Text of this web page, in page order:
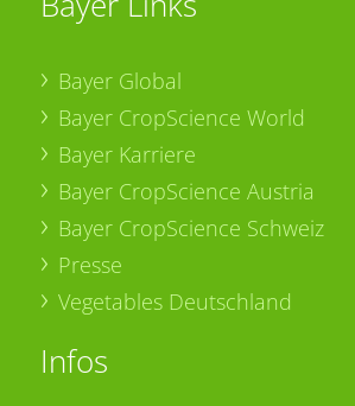
Bayer Global
Bayer CropScience World
Bayer Karriere
Bayer CropScience Austria
Bayer CropScience Schweiz
Presse
Vegetables Deutschland
Infos